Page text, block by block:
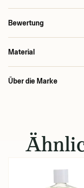
Bewertung
Material
Über die Marke